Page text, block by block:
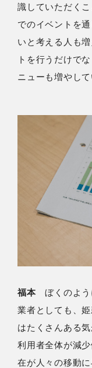
識していただく
でのイベントを
いと考える人も
トを行うだけで
ニューも増やし
福本ぼくのよう
業者としても、
はたくさんある
利用者全体が減
在が人々の移動